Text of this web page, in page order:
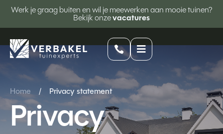
Werk je graag buiten en wil je meewerken aan mooie tuinen?
Bekijk onzevacatures
 
Home / Privacy statement
Privacy